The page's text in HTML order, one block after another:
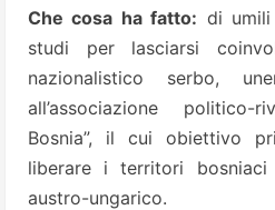
Che cosa ha fatto: di
studi per lasciarsi
nazionalistico serbo,
all’associazione politico-
Bosnia”, il cui obiettivo
liberare i territori bosniaci
austro-ungarico.